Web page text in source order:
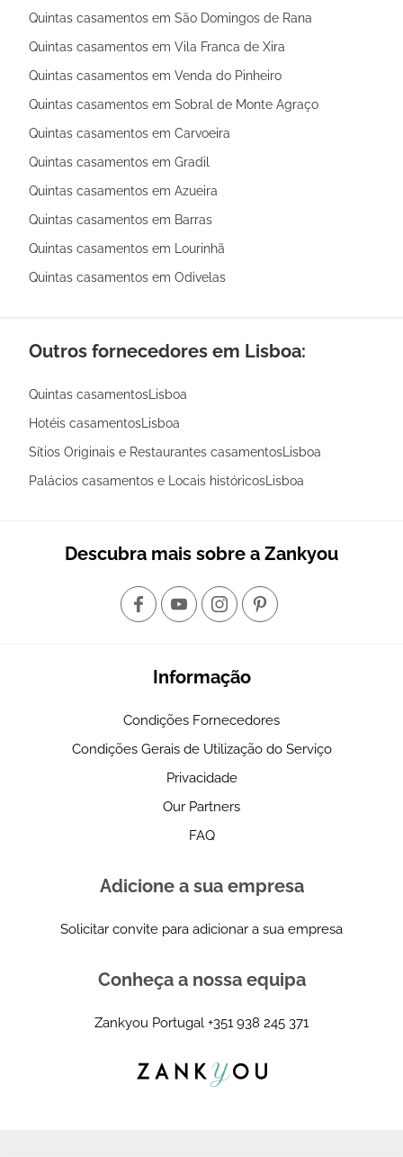
Quintas casamentos em São Domingos de Rana
Quintas casamentos em Vila Franca de Xira
Quintas casamentos em Venda do Pinheiro
Quintas casamentos em Sobral de Monte Agraço
Quintas casamentos em Carvoeira
Quintas casamentos em Gradil
Quintas casamentos em Azueira
Quintas casamentos em Barras
Quintas casamentos em Lourinhã
Quintas casamentos em Odivelas
Outros fornecedores em Lisboa:
Quintas casamentosLisboa
Hotéis casamentosLisboa
Sítios Originais e Restaurantes casamentosLisboa
Palácios casamentos e Locais históricosLisboa
Descubra mais sobre a Zankyou
Informação
Condições Fornecedores
Condições Gerais de Utilização do Serviço
Privacidade
Our Partners
FAQ
Adicione a sua empresa
Solicitar convite para adicionar a sua empresa
Conheça a nossa equipa
Zankyou Portugal +351 938 245 371